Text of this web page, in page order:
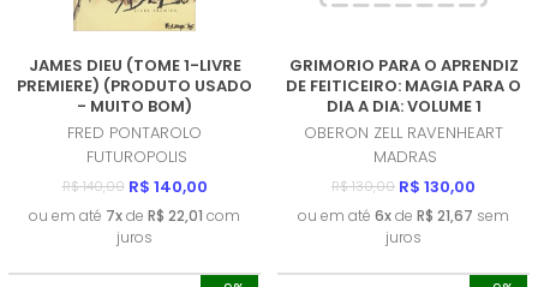
JAMES DIEU (TOME 1-LIVRE
PREMIERE) (PRODUTO USADO
- MUITO BOM)
FRED PONTAROLO
FUTUROPOLIS
R$ 140,00 R$ 140,00
ou em até 7xde R$ 22,01 com
juros
GRIMORIO PARA O APRENDIZ
DE FEITICEIRO: MAGIA PARA O
DIA A DIA: VOLUME 1
(PRODUTO NOVO)
OBERON ZELL RAVENHEART
MADRAS
R$ 130,00 R$ 130,00
ou em até 6xde R$ 21,67 sem
juros